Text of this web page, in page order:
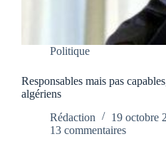
Politique
Responsables mais pas
algériens
Rédaction
19 octobre
13 commentaires